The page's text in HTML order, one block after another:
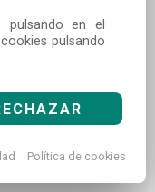
pulsando en el
pulsando
Política de cookies